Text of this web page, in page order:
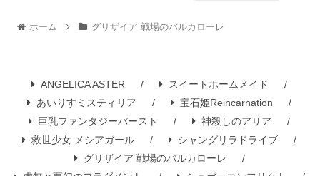
ホーム グリザイア 戦場のバルカローレ
ANGELICA ASTER
スイートホームメイド
あいりすミスティリア
宝石姫Reincarnation
巨乳ファンタジーバースト
神殺しのアリア
救世少女 メシアガール
シャングリラドライブ
グリザイア 戦場のバルカローレ